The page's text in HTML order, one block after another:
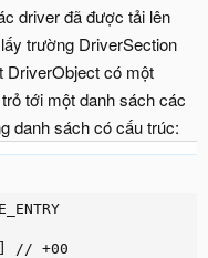
driver đã được tải lên
trường DriverSection
DriverObject có một
tới một danh sách các
danh sách có cấu trúc:
// +00